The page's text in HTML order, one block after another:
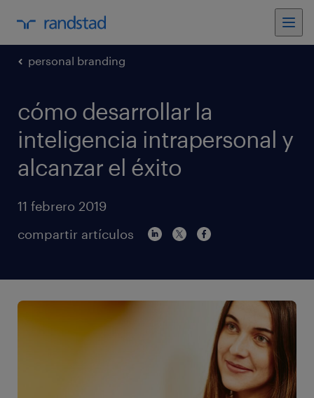
personal branding
cómo desarrollar la
inteligencia intrapersonal y
alcanzar el éxito
11 febrero 2019
compartir artículos